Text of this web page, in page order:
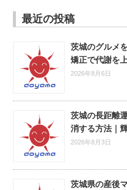
最近の投稿
茨城のグルメ
矯正で代謝を
2026年8月6日
茨城の長距離
消する方法｜
2026年8月3日
茨城県の産後